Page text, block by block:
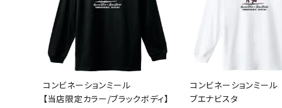
コンビネーションミール
【当店限定カラー/ブラックボディ】
コンビネーションミール
ブエナビスタ